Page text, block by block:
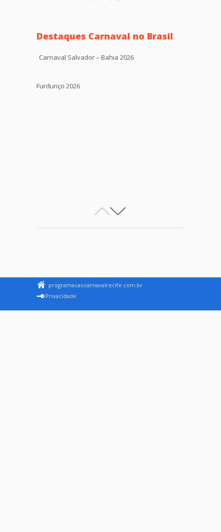
Destaques Carnaval no Brasil
Carnaval Salvador – Bahia 2026
Furdunço 2026
programacaocarnavalrecife.com.br
Privacidade